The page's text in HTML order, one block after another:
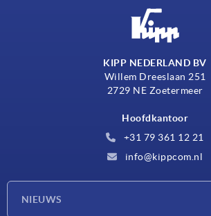
KIPP NEDERLAND BV
Willem Dreeslaan 251
2729 NE Zoetermeer
Hoofdkantoor
+31 79 361 12 21
info@kippcom.nl
NIEUWS